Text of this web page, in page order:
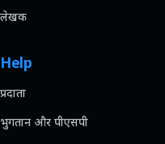
लेखक
Help
प्रदाता
भुगतान और पीएसपी